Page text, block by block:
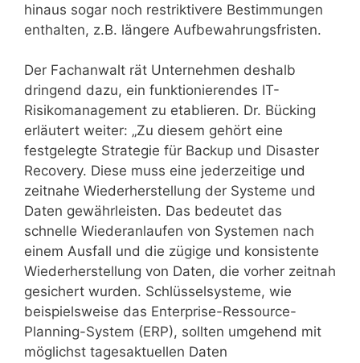
hinaus sogar noch restriktivere Bestimmungen
enthalten, z.B. längere Aufbewahrungsfristen.
Der Fachanwalt rät Unternehmen deshalb
dringend dazu, ein funktionierendes IT-
Risikomanagement zu etablieren. Dr. Bücking
erläutert weiter: „Zu diesem gehört eine
festgelegte Strategie für Backup und Disaster
Recovery. Diese muss eine jederzeitige und
zeitnahe Wiederherstellung der Systeme und
Daten gewährleisten. Das bedeutet das
schnelle Wiederanlaufen von Systemen nach
einem Ausfall und die zügige und konsistente
Wiederherstellung von Daten, die vorher zeitnah
gesichert wurden. Schlüsselsysteme, wie
beispielsweise das Enterprise-Ressource-
Planning-System (ERP), sollten umgehend mit
möglichst tagesaktuellen Daten